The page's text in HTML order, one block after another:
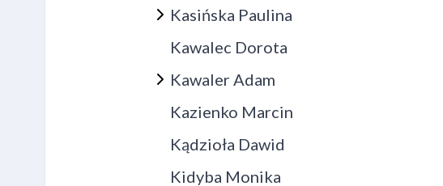
Kasińska Paulina
Kawalec Dorota
Kawaler Adam
Kazienko Marcin
Kądzioła Dawid
Kidyba Monika